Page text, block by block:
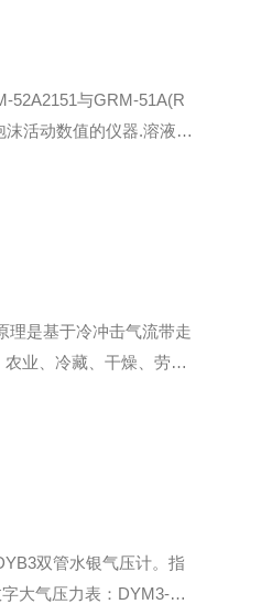
52A2151与GRM-51A(R
活动数值的仪器.溶液自
理是基于冷冲击气流带走
业、冷藏、干燥、劳动
双管水银气压计。指
大气压力表：DYM3-01